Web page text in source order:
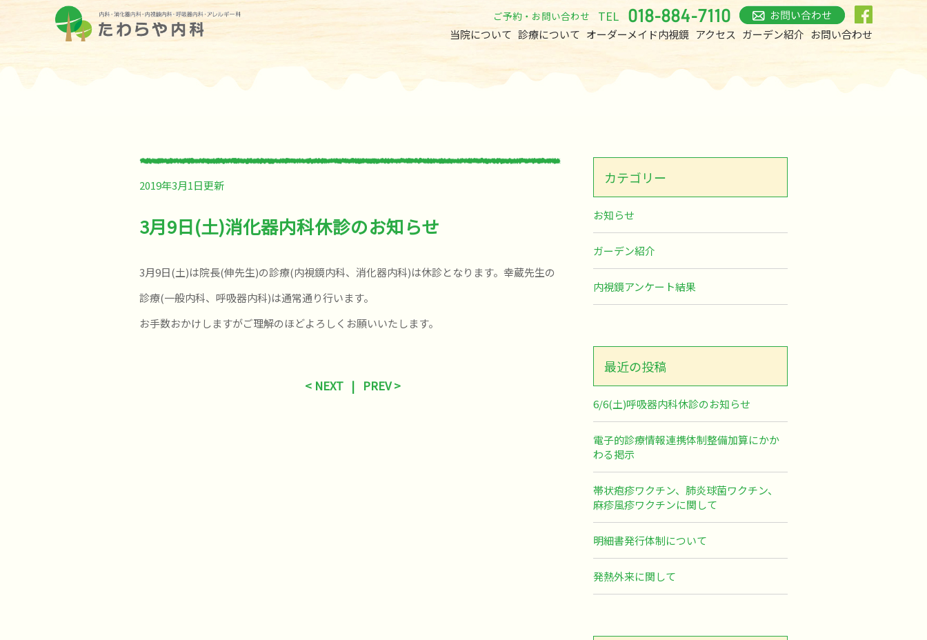
ご予約・お問い合わせ TEL 018-884-7110
当院について 診療について オーダーメイド内視鏡 アクセス ガーデン紹介 お問い合わせ
2019年3月1日更新
3月9日(土)消化器内科休診のお知らせ
3月9日(土)は院長(伸先生)の診療(内視鏡内科、消化器内科)は休診となります。幸蔵先生の
診療(一般内科、呼吸器内科)は通常通り行います。
お手数おかけしますがご理解のほどよろしくお願いいたします。
< NEXT | PREV >
カテゴリー
お知らせ
ガーデン紹介
内視鏡アンケート結果
最近の投稿
6/6(土)呼吸器内科休診のお知らせ
電子的診療情報連携体制整備加算にかか
わる掲示
帯状疱疹ワクチン、肺炎球菌ワクチン、
麻疹風疹ワクチンに関して
明細書発行体制について
発熱外来に関して